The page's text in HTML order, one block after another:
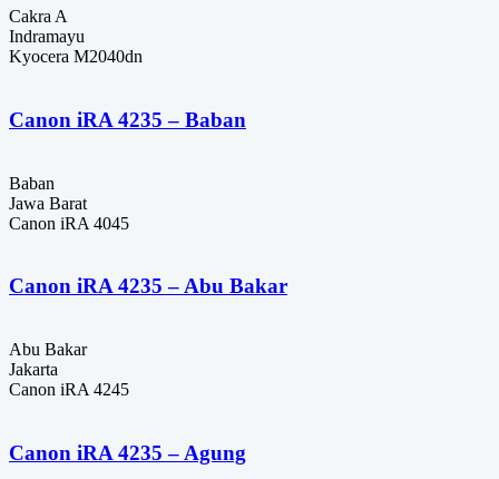
Cakra A
Indramayu
Kyocera M2040dn
Canon iRA 4235 – Baban
Baban
Jawa Barat
Canon iRA 4045
Canon iRA 4235 – Abu Bakar
Abu Bakar
Jakarta
Canon iRA 4245
Canon iRA 4235 – Agung